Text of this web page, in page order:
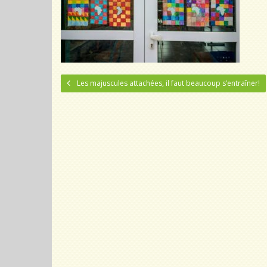
Les majuscules attachées, il faut beaucoup s’entraîner!